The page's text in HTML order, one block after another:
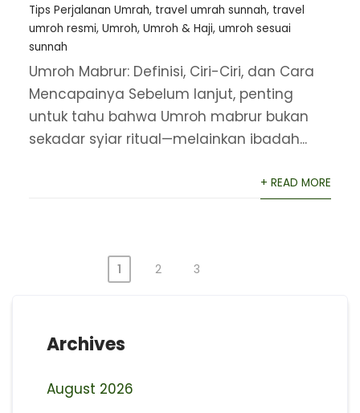
Tips Perjalanan Umrah, travel umrah sunnah, travel
umroh resmi, Umroh, Umroh & Haji, umroh sesuai
sunnah
Umroh Mabrur: Definisi, Ciri-Ciri, dan Cara
Mencapainya Sebelum lanjut, penting
untuk tahu bahwa Umroh mabrur bukan
sekadar syiar ritual—melainkan ibadah...
+ READ MORE
1 2 3
Archives
August 2026